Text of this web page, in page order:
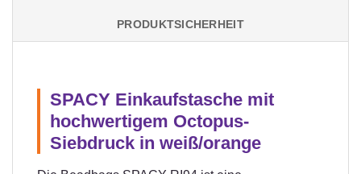
PRODUKTSICHERHEIT
SPACY Einkaufstasche mit
hochwertigem Octopus-
Siebdruck in weiß/orange